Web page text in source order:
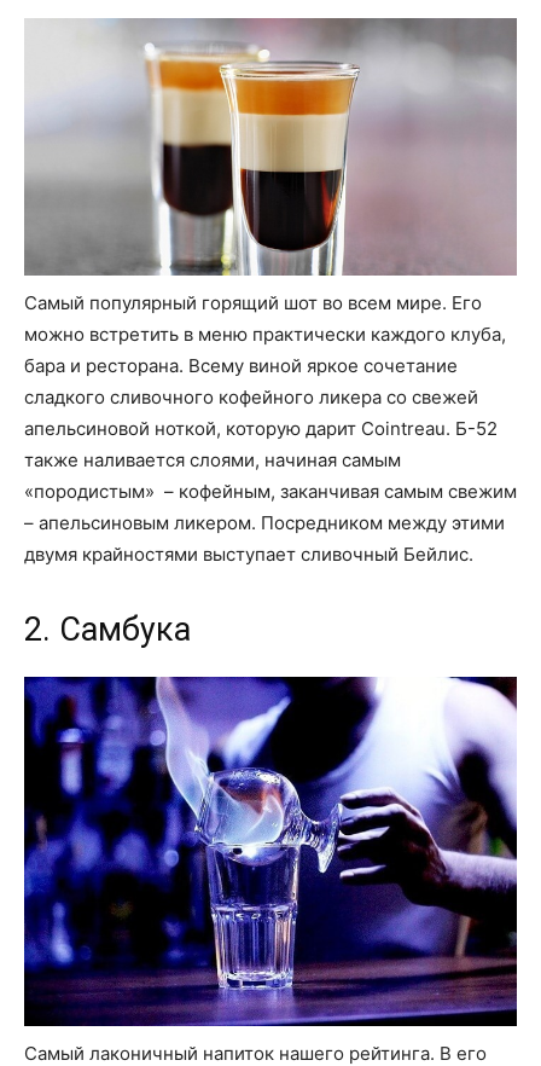
Самый популярный горящий шот во всем мире. Его
можно встретить в меню практически каждого клуба,
бара и ресторана. Всему виной яркое сочетание
сладкого сливочного кофейного ликера со свежей
апельсиновой ноткой, которую дарит Cointreau. Б-52
также наливается слоями, начиная самым
«породистым» – кофейным, заканчивая самым свежим
– апельсиновым ликером. Посредником между этими
двумя крайностями выступает сливочный Бейлис.
2. Самбука
Самый лаконичный напиток нашего рейтинга. В его